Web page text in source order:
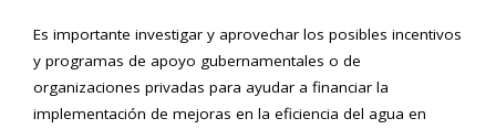
Es importante investigar y aprovechar los posibles incentivos
y programas de apoyo gubernamentales o de
organizaciones privadas para ayudar a financiar la
implementación de mejoras en la eficiencia del agua en